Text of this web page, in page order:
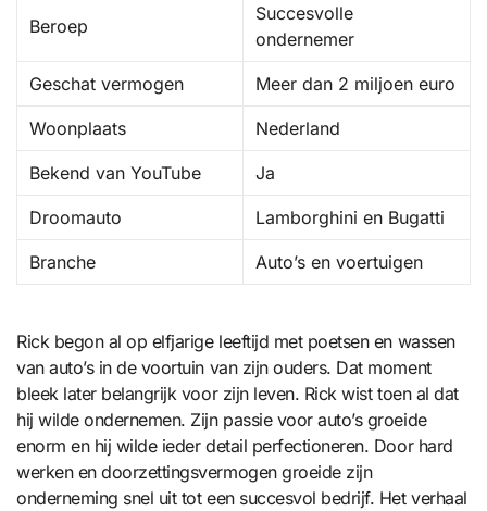
Beroep
Succesvolle
ondernemer
Geschat vermogen Meer dan 2 miljoen euro
Woonplaats Nederland
Bekend van YouTube Ja
Droomauto Lamborghini en Bugatti
Branche Auto’s en voertuigen
Rick begon al op elfjarige leeftijd met poetsen en wassen
van auto’s in de voortuin van zijn ouders. Dat moment
bleek later belangrijk voor zijn leven. Rick wist toen al dat
hij wilde ondernemen. Zijn passie voor auto’s groeide
enorm en hij wilde ieder detail perfectioneren. Door hard
werken en doorzettingsvermogen groeide zijn
onderneming snel uit tot een succesvol bedrijf. Het verhaal